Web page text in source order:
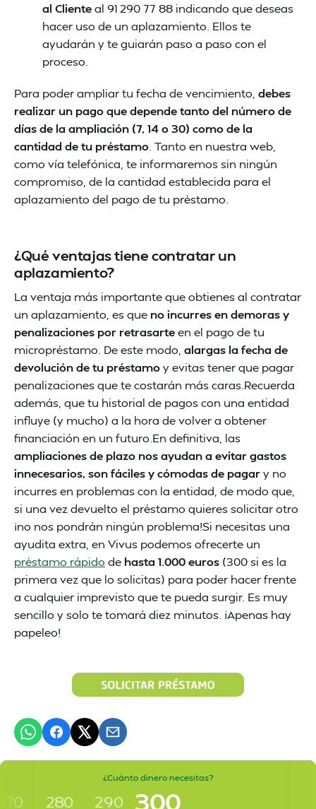
al Clienteal 91 290 77 88 indicando que deseas
hacer uso de un aplazamiento. Ellos te
ayudarán y te guiarán paso a paso con el
proceso.
Para poder ampliar tu fecha de vencimiento, debes
realizar un pago que depende tanto del número de
días de la ampliación (7, 14 o 30) como de la
cantidad de tu préstamo . Tanto en nuestra web,
como vía telefónica, te informaremos sin ningún
compromiso, de la cantidad establecida para el
aplazamiento del pago de tu préstamo.
¿Qué ventajas tiene contratar un
aplazamiento?
La ventaja más importante que obtienes al contratar
un aplazamiento, es que no incurres en demoras y
penalizaciones por retrasarteen el pago de tu
micropréstamo. De este modo, alargas la fecha de
devolución de tu préstamoy evitas tener que pagar
penalizaciones que te costarán más caras.Recuerda
además, que tu historial de pagos con una entidad
influye (y mucho) a la hora de volver a obtener
financiación en un futuro.En definitiva, las
ampliaciones de plazo nos ayudan a evitar gastos
innecesarios, son fáciles y cómodas de pagary no
incurres en problemas con la entidad, de modo que,
si una vez devuelto el préstamo quieres solicitar otro
¡no nos pondrán ningún problema!Si necesitas una
ayudita extra, en Vivus podemos ofrecerte un
préstamo rápido de hasta 1.000 euros (300 si es la
primera vez que lo solicitas) para poder hacer frente
a cualquier imprevisto que te pueda surgir. Es muy
sencillo y solo te tomará diez minutos. ¡Apenas hay
papeleo!
¿Cuánto dinero necesitas?
280 290 300